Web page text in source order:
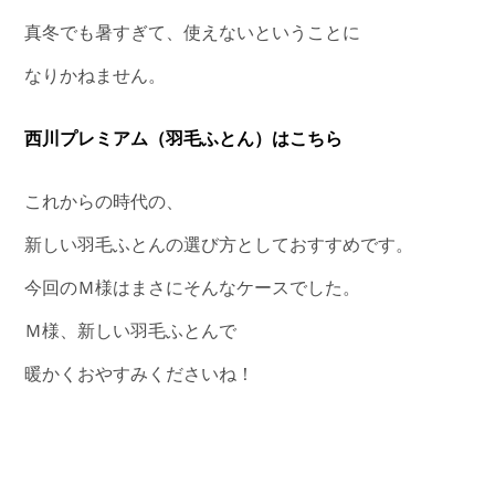
真冬でも暑すぎて、使えないということに
なりかねません。
西川プレミアム（羽毛ふとん）はこちら
これからの時代の、
新しい羽毛ふとんの選び方としておすすめです。
今回のＭ様はまさにそんなケースでした。
Ｍ様、新しい羽毛ふとんで
暖かくおやすみくださいね！